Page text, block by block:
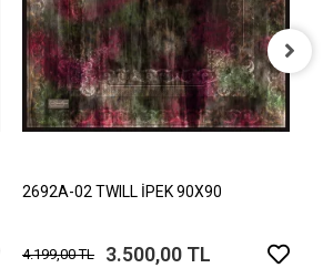
2692A-02 TWILL İPEK 90X90
4.199,00 TL 3.500,00 TL